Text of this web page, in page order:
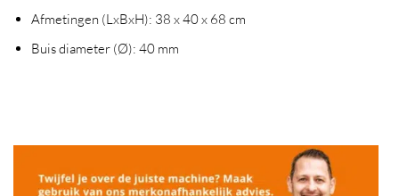
Afmetingen (LxBxH): 38 x 40 x 68 cm
Buis diameter (Ø): 40 mm